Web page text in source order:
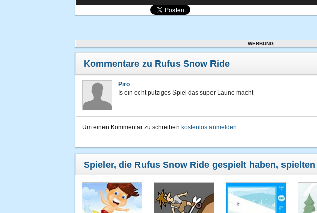
WERBUNG
Kommentare zu Rufus Snow Ride
Piro
Is ein echt putziges Spiel das super Laune macht
Um einen Kommentar zu schreiben kostenlos anmelden.
Spieler, die Rufus Snow Ride gespielt haben,